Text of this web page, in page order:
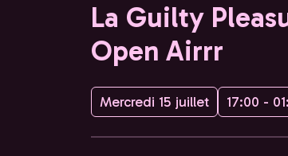
La Guilty
Open Airrr
Mercredi 15 juillet 17:00 -